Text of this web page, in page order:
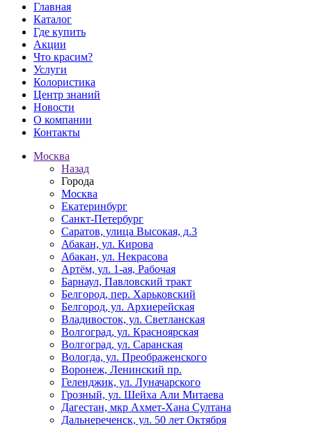
Главная
Каталог
Где купить
Акции
Что красим?
Услуги
Колористика
Центр знаний
Новости
О компании
Контакты
Москва
Назад
Города
Москва
Екатеринбург
Санкт-Петербург
Саратов, улица Высокая, д.3
Абакан, ул. Кирова
Абакан, ул. Некрасова
Артём, ул. 1-ая, Рабочая
Барнаул, Павловский тракт
Белгород, пер. Харьковский
Белгород, ул. Архиерейская
Владивосток, ул. Светланская
Волгоград, ул. Красноярская
Волгоград, ул. Саранская
Вологда, ул. Преображенского
Воронеж, Ленинский пр.
Геленджик, ул. Луначарского
Грозный, ул. Шейха Али Митаева
Дагестан, мкр Ахмет-Хана Султана
Дальнереченск, ул. 50 лет Октября